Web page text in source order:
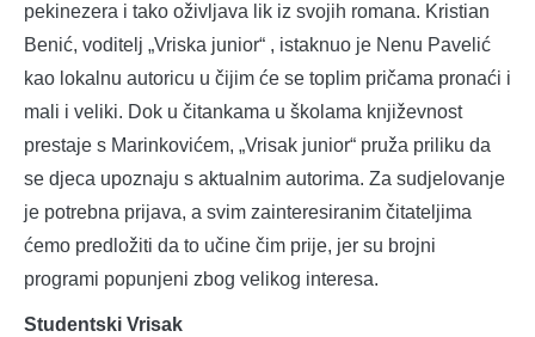
pekinezera i tako oživljava lik iz svojih romana. Kristian
Benić, voditelj „Vriska junior“ , istaknuo je Nenu Pavelić
kao lokalnu autoricu u čijim će se toplim pričama pronaći i
mali i veliki. Dok u čitankama u školama književnost
prestaje s Marinkovićem, „Vrisak junior“ pruža priliku da
se djeca upoznaju s aktualnim autorima. Za sudjelovanje
je potrebna prijava, a svim zainteresiranim čitateljima
ćemo predložiti da to učine čim prije, jer su brojni
programi popunjeni zbog velikog interesa.
Studentski Vrisak